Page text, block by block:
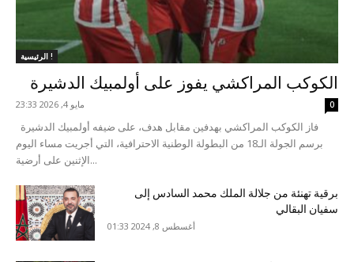
الرئيسية !
الكوكب المراكشي يفوز على أولمبيك الدشيرة
مايو 4, 2026 23:33 0
برسم الجولة الـ18 من البطولة الوطنية الاحترافية، التي أجريت مساء اليوم
الإثنين على أرضية...
برقية تهنئة من جلالة الملك محمد السادس إلى
سفيان البقالي
أغسطس 8, 2024 01:33